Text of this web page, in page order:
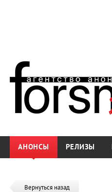
АНОНСЫ РЕЛИЗЫ
Вернуться назад